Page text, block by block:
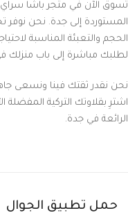
تسوق الآن في متجر باشا سراي
المستوردة إلى جدة. نحن نوفر
الحجم والتعبئة المناسبة
لطلبك مباشرة إلى باب منزلك
نحن نقدر ثقتك فينا ونسعى
اشترِ بقلاوتك التركية
الرائعة في جدة.
حمل تطبيق الجوال